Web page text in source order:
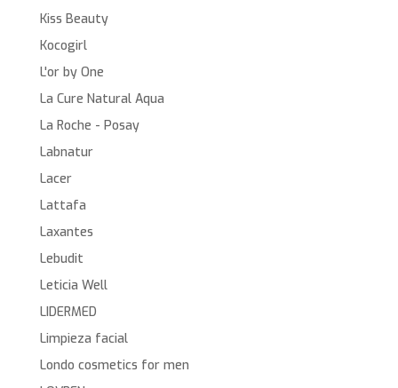
Kiss Beauty
Kocogirl
L'or by One
La Cure Natural Aqua
La Roche - Posay
Labnatur
Lacer
Lattafa
Laxantes
Lebudit
Leticia Well
LIDERMED
Limpieza facial
Londo cosmetics for men